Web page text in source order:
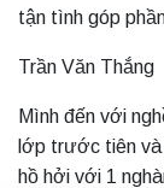
tận tình góp
Trần Văn Thắng
Mình đến với
lớp trước tiên và
hồ hởi với 1